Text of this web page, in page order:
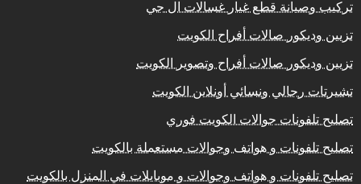
تركيب وصيانة قطع غيار غسالات ال جي
تزيين وديكور صالات أفراح الكويت
تزيين وديكور صالات أفراح وتصوير الكويت
تشيرتات رجالي ونسائي أونلاين الكويت
تصليح تلفونات جوالات الكويت فوري
تصليح تلفونات و هواتف وجوالات مستعملة بالكويت
تصليح تلفونات و هواتف وجوالات و موبايلات في المنزل بالكويت